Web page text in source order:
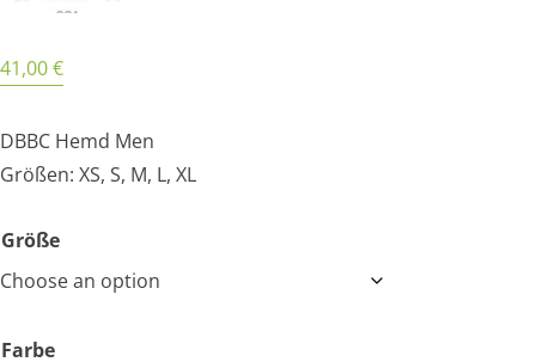
41,00€
DBBC Hemd Men
Größen: XS, S, M, L, XL
Größe
Farbe